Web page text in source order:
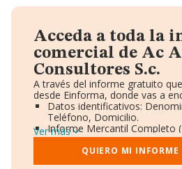
Acceda a toda la
comercial de Ac
Consultores S.c.
A través del informe gratuito
desde Einforma, donde vas a
Datos identificativos:
Teléfono, Domicilio.
Informe Mercantil Completo
Gráficos de Evolución Ventas
Consejo de Administración y
Directivos y Ejecutivos.
Ver más
QUIERO MI INFORME